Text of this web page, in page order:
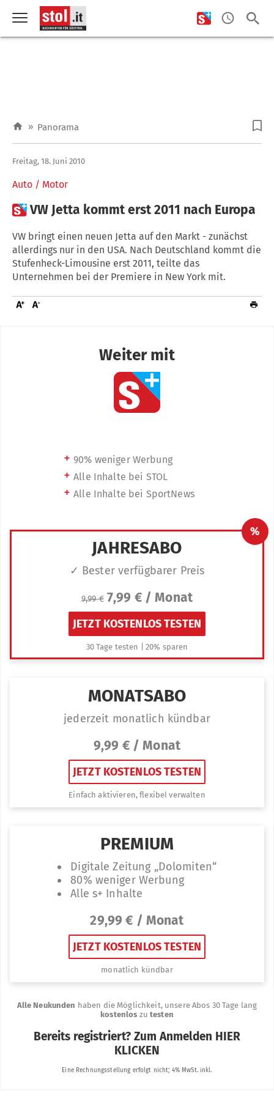
» Panorama
Auto / Motor
Freitag, 18. Juni 2010
VW Jetta kommt erst 2011 nach Europa
VW bringt einen neuen Jetta auf den Markt - zunächst
allerdings nur in den USA. Nach Deutschland kommt die
Stufenheck-Limousine erst 2011, teilte das
Unternehmen bei der Premiere in New York mit.